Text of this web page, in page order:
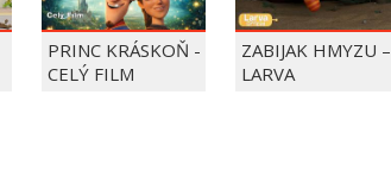
PRINC KRÁSKOŇ -
CELÝ FILM
ZABIJAK HMYZU –
LARVA